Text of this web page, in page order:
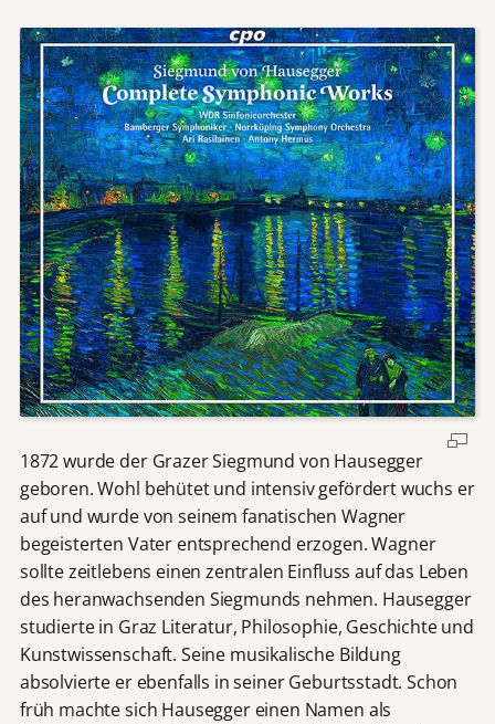
1872 wurde der Grazer Siegmund von Hausegger
geboren. Wohl behütet und intensiv gefördert wuchs er
auf und wurde von seinem fanatischen Wagner
begeisterten Vater entsprechend erzogen. Wagner
sollte zeitlebens einen zentralen Einfluss auf das Leben
des heranwachsenden Siegmunds nehmen. Hausegger
studierte in Graz Literatur, Philosophie, Geschichte und
Kunstwissenschaft. Seine musikalische Bildung
absolvierte er ebenfalls in seiner Geburtsstadt. Schon
früh machte sich Hausegger einen Namen als